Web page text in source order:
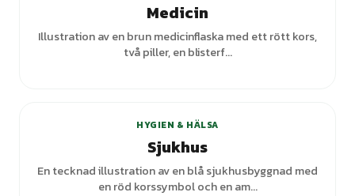
Medicin
Illustration av en brun medicinflaska med ett rött kors,
två piller, en blisterf...
HYGIEN & HÄLSA
Sjukhus
En tecknad illustration av en blå sjukhusbyggnad med
en röd korssymbol och en am...